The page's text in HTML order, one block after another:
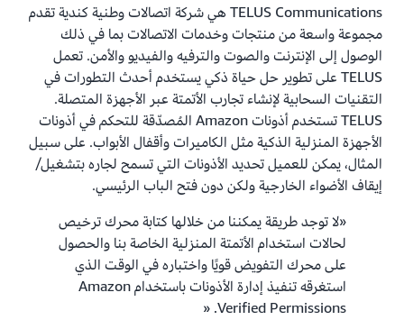
TELUS Communications هي شركة اتصالات وطنية كندية تقدم
مجموعة واسعة من منتجات وخدمات الاتصالات بما في ذلك
الوصول إلى الإنترنت والصوت والترفيه والفيديو والأمن. تعمل
TELUS على تطوير حل حياة ذكي يستخدم أحدث التطورات في
التقنيات السحابية لإنشاء تجارب الأتمتة عبر الأجهزة المتصلة.
TELUS تستخدم أذونات Amazon المُصدّقة للتحكم في أذونات
الأجهزة المنزلية الذكية مثل الكاميرات وأقفال الأبواب. على سبيل
المثال، يمكن للعميل تحديد الأذونات التي تسمح لجاره بتشغيل/
إيقاف الأضواء الخارجية ولكن دون فتح الباب الرئيسي.
«لا توجد طريقة يمكننا من خلالها كتابة محرك ترخيص
لحالات استخدام الأتمتة المنزلية الخاصة بنا والحصول
على محرك التفويض قويًا واختباره في الوقت الذي
استغرقه تنفيذ إدارة الأذونات باستخدام Amazon
Verified Permissions. «